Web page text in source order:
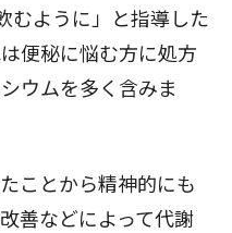
むように」と指導した
便秘に悩む方に処方
ウムを多く含みま
ことから精神的にも
善などによって代謝